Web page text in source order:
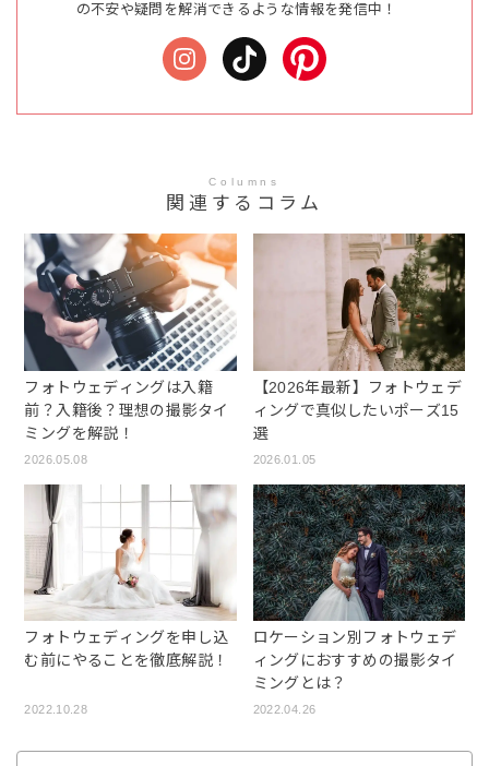
の不安や疑問を解消できるような情報を発信中！
Columns
関連するコラム
フォトウェディングは入籍
前？入籍後？理想の撮影タイ
ミングを解説！
2026.05.08
【2026年最新】フォトウェデ
ィングで真似したいポーズ15
選
2026.01.05
フォトウェディングを申し込
む前にやることを徹底解説！
2022.10.28
ロケーション別フォトウェデ
ィングにおすすめの撮影タイ
ミングとは？
2022.04.26